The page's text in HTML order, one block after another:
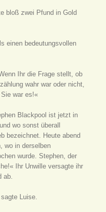
bloß zwei Pfund in Gold
einen bedeutungsvollen
Ihr die Frage stellt, ob
wahr war oder nicht,
war es!«
Blackpool ist jetzt in
wo sonst überall
bezeichnet. Heute abend
wo in derselben
wurde. Stephen, der
Ihr Unwille versagte ihr
ab.
Luise.